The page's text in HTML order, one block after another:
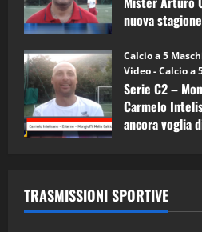
nuova
Calcio a 5
Video - Calcio a
Serie C2 –
Carmelo
ancora voglia
TRASMISSIONI SPORTIVE
1
(Martedi 05
08/05/2026
2 28/04/2026